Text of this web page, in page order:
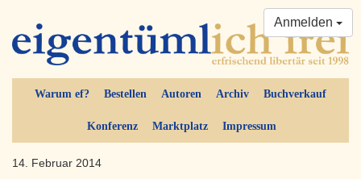
Warum ef? Bestellen Autoren Archiv Buchverkauf
Konferenz Marktplatz Impressum
Anmelden
14. Februar 2014